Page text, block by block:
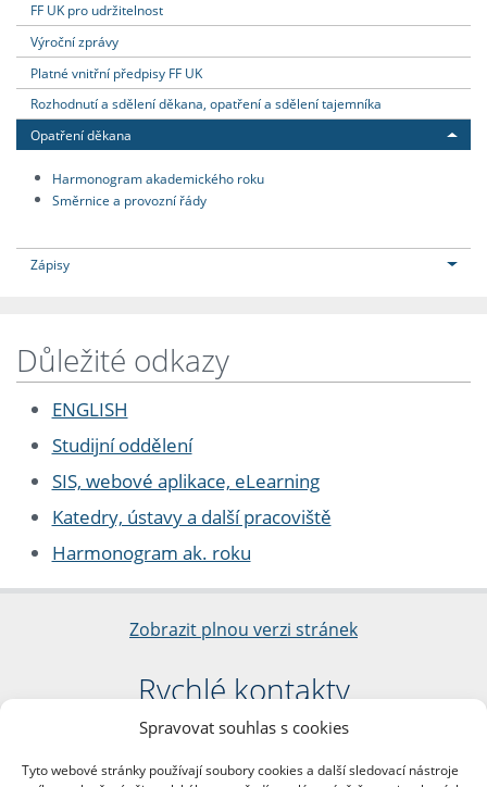
Spravovat souhlas s cookies
Tyto webové stránky používají soubory cookies a další sledovací nástroje
FF UK pro udržitelnost
Výroční zprávy
Platné vnitřní předpisy FF UK
Rozhodnutí a sdělení děkana, opatření a sdělení tajemníka
Opatření děkana
Harmonogram akademického roku
Směrnice a provozní řády
Zápisy
Důležité odkazy
ENGLISH
Studijní oddělení
SIS, webové aplikace, eLearning
Katedry, ústavy a další pracoviště
Harmonogram ak. roku
Zobrazit plnou verzi stránek
Rychlé kontakty
Filozofická fakulta
nám. Jana Palacha 1/2